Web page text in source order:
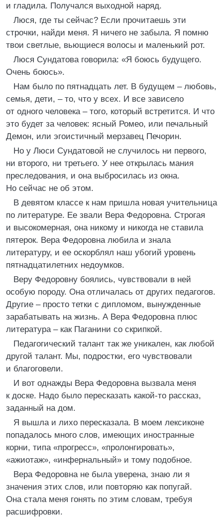
и гладила. Получался выходной наряд.
Люся, где ты сейчас? Если прочитаешь эти
строчки, найди меня. Я ничего не забыла. Я помню
твои светлые, вьющиеся волосы и маленький рот.
Люся Сундатова говорила: «Я боюсь будущего.
Очень боюсь».
Нам было по пятнадцать лет. В будущем – любовь,
семья, дети, – то, что у всех. И все зависело
от одного человека – того, который встретится. И что
это будет за человек: ясный Ромео, или печальный
Демон, или эгоистичный мерзавец Печорин.
Но у Люси Сундатовой не случилось ни первого,
ни второго, ни третьего. У нее открылась мания
преследования, и она выбросилась из окна.
Но сейчас не об этом.
В девятом классе к нам пришла новая учительница
по литературе. Ее звали Вера Федоровна. Строгая
и высокомерная, она никому и никогда не ставила
пятерок. Вера Федоровна любила и знала
литературу, и ее оскорблял наш убогий уровень
пятнадцатилетних недоумков.
Веру Федоровну боялись, чувствовали в ней
особую породу. Она отличалась от других педагогов.
Другие – просто тетки с дипломом, вынужденные
зарабатывать на жизнь. А Вера Федоровна плюс
литература – как Паганини со скрипкой.
Педагогический талант так же уникален, как любой
другой талант. Мы, подростки, его чувствовали
и благоговели.
И вот однажды Вера Федоровна вызвала меня
к доске. Надо было пересказать какой-то рассказ,
заданный на дом.
Я вышла и лихо пересказала. В моем лексиконе
попадалось много слов, имеющих иностранные
корни, типа «прогресс», «пролонгировать»,
«ажиотаж», «инфернальный» и тому подобное.
Вера Федоровна не была уверена, знаю ли я
значения этих слов, или повторяю как попугай.
Она стала меня гонять по этим словам, требуя
расшифровки.